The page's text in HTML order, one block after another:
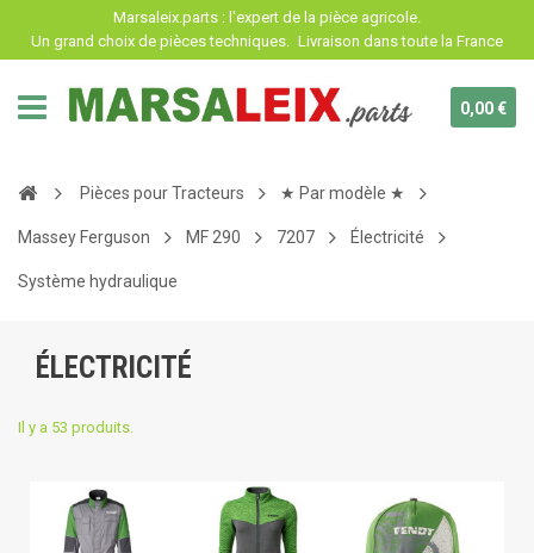
Marsaleix.parts : l'expert de la pièce agricole.
Un grand choix de pièces techniques. Livraison dans toute la France
0,00 €
Pièces pour Tracteurs ★ Par modèle ★
Massey Ferguson MF 290 7207 Électricité
Système hydraulique
ÉLECTRICITÉ
Il y a 53 produits.
Panneau de gestion des cookies